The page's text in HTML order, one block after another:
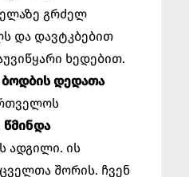
გრძელ
და დავტკბებით
ხედებით.
ბოდბის დედათა
წმინდა
ადგილი. ის
შორის. ჩვენ